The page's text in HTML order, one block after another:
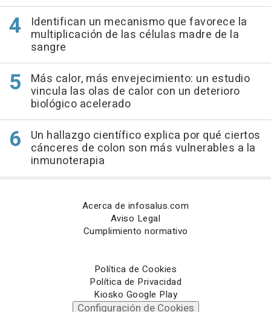
Identifican un mecanismo que favorece la
multiplicación de las células madre de la
sangre
Más calor, más envejecimiento: un estudio
vincula las olas de calor con un deterioro
biológico acelerado
Un hallazgo científico explica por qué ciertos
cánceres de colon son más vulnerables a la
inmunoterapia
Acerca de infosalus.com
Aviso Legal
Cumplimiento normativo
Política de Cookies
Política de Privacidad
Kiosko Google Play
Configuración de Cookies